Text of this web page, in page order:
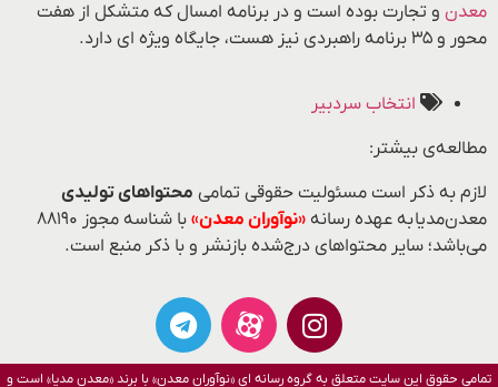
معدن و تجارت بوده است و در برنامه امسال که متشکل از هفت
محور و ۳۵ برنامه راهبردی نیز هست، جایگاه ویژه ای دارد.
انتخاب سردبیر
مطالعه‌ی بیشتر:
لازم به ذکر است مسئولیت حقوقی تمامی محتواهای تولیدی
معدن‌مدیا به عهده رسانه «نوآوران معدن»
با شناسه مجوز ۸۸۱۹۰
می‌باشد؛ سایر محتواهای درج‌شده بازنشر و با ذکر منبع است.
تمامی حقوق این سایت متعلق به گروه رسانه ای «نوآوران معدن» با برند «معدن مدیا» است و